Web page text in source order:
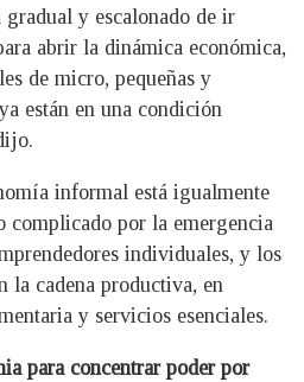
y escalonado de ir
abrir la dinámica económica,
de micro, pequeñas y
están en una condición
informal está igualmente
complicado por la emergencia
individuales, y los
la cadena productiva, en
y servicios esenciales.
para concentrar poder por